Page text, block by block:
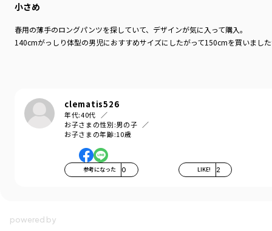
小さめ
春用の薄手のロングパンツを探していて、デザインが気に入って購入。
140cmがっしり体型の男児におすすめサイズにしたがって150cmを買いまし
clematis526
年代:40代
お子さまの性別:男の子
お子さまの年齢:10歳
参考になった 0 LIKE! 2